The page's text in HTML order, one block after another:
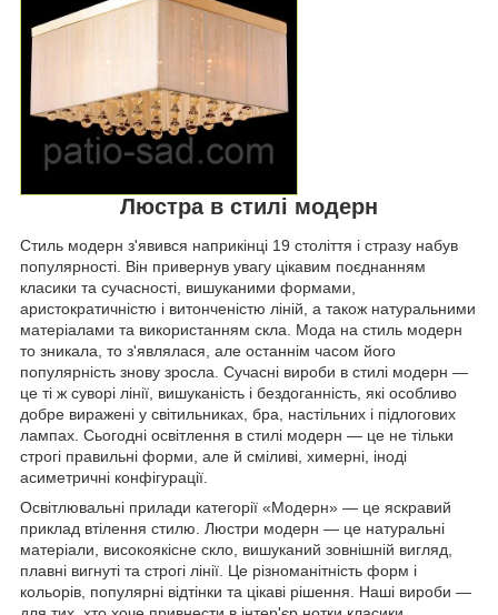
Люстра в стилі модерн
Стиль модерн з'явився наприкінці 19 століття і стразу набув
популярності. Він привернув увагу цікавим поєднанням
класики та сучасності, вишуканими формами,
аристократичністю і витонченістю ліній, а також натуральними
матеріалами та використанням скла. Мода на стиль модерн
то зникала, то з'являлася, але останнім часом його
популярність знову зросла. Сучасні вироби в стилі модерн —
це ті ж суворі лінії, вишуканість і бездоганність, які особливо
добре виражені у світильниках, бра, настільних і підлогових
лампах. Сьогодні освітлення в стилі модерн — це не тільки
строгі правильні форми, але й сміливі, химерні, іноді
асиметричні конфігурації.
Освітлювальні прилади категорії «Модерн» — це яскравий
приклад втілення стилю. Люстри модерн — це натуральні
матеріали, високоякісне скло, вишуканий зовнішній вигляд,
плавні вигнуті та строгі лінії. Це різноманітність форм і
кольорів, популярні відтінки та цікаві рішення. Наші вироби —